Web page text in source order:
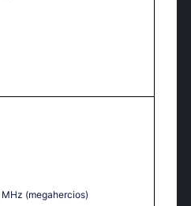
(megahercios)